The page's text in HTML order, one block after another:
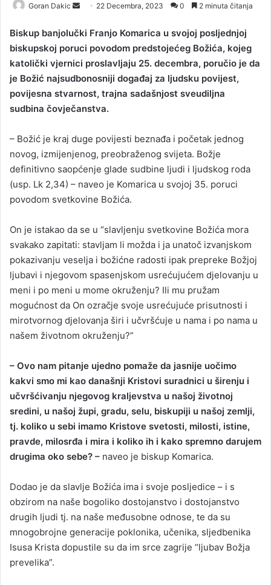
Goran Dakic
n
d
a
n
e
m
i
l
22 Decembra, 2023 0 2 minuta čitanja
Biskup banjolučki Franjo Komarica u svojoj posljednjoj
biskupskoj poruci povodom predstojećeg Božića, kojeg
katolički vjernici proslavljaju 25. decembra, poručio je da
je Božić najsudbonosniji događaj za ljudsku povijest,
povijesna stvarnost, trajna sadašnjost sveudiljna
sudbina čovječanstva.
– Božić je kraj duge povijesti beznađa i početak jednog
novog, izmijenjenog, preobraženog svijeta. Božje
definitivno saopćenje glade sudbine ljudi i ljudskog roda
(usp. Lk 2,34) – naveo je Komarica u svojoj 35. poruci
povodom svetkovine Božića.
On je istakao da se u “slavljenju svetkovine Božića mora
svakako zapitati: stavljam li možda i ja unatoč izvanjskom
pokazivanju veselja i božićne radosti ipak prepreke Božjoj
ljubavi i njegovom spasenjskom usrećujućem djelovanju u
meni i po meni u mome okruženju? Ili mu pružam
mogućnost da On ozračje svoje usrećujuće prisutnosti i
mirotvornog djelovanja širi i učvršćuje u nama i po nama u
našem životnom okruženju?”
– Ovo nam pitanje ujedno pomaže da jasnije uočimo
kakvi smo mi kao današnji Kristovi suradnici u širenju i
učvršćivanju njegovog kraljevstva u našoj životnoj
sredini, u našoj župi, gradu, selu, biskupiji u našoj zemlji,
tj. koliko u sebi imamo Kristove svetosti, milosti, istine,
pravde, milosrđa i mira i koliko ih i kako spremno darujem
drugima oko sebe? – naveo je biskup Komarica.
Dodao je da slavlje Božića ima i svoje posljedice – i s
obzirom na naše bogoliko dostojanstvo i dostojanstvo
drugih ljudi tj. na naše međusobne odnose, te da su
mnogobrojne generacije poklonika, učenika, sljedbenika
Isusa Krista dopustile su da im srce zagrije “ljubav Božja
prevelika”.